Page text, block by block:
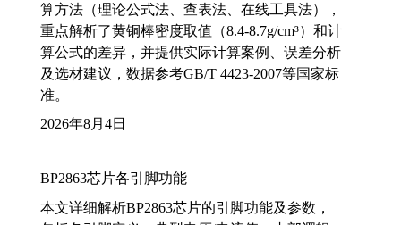
算方法（理论公式法、查表法、在线工具法），
重点解析了黄铜棒密度取值（8.4-8.7g/cm³）和计
算公式的差异，并提供实际计算案例、误差分析
及选材建议，数据参考GB/T 4423-2007等国家标
准。
2026年8月4日
BP2863芯片各引脚功能
本文详细解析BP2863芯片的引脚功能及参数，